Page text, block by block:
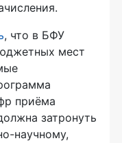
, что в БФУ
мест
приёма
затронуть
научному,